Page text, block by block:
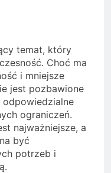
temat, który
Choć ma
i mniejsze
jest pozbawione
odpowiedzialne
ograniczeń.
najważniejsze, a
być
potrzeb i